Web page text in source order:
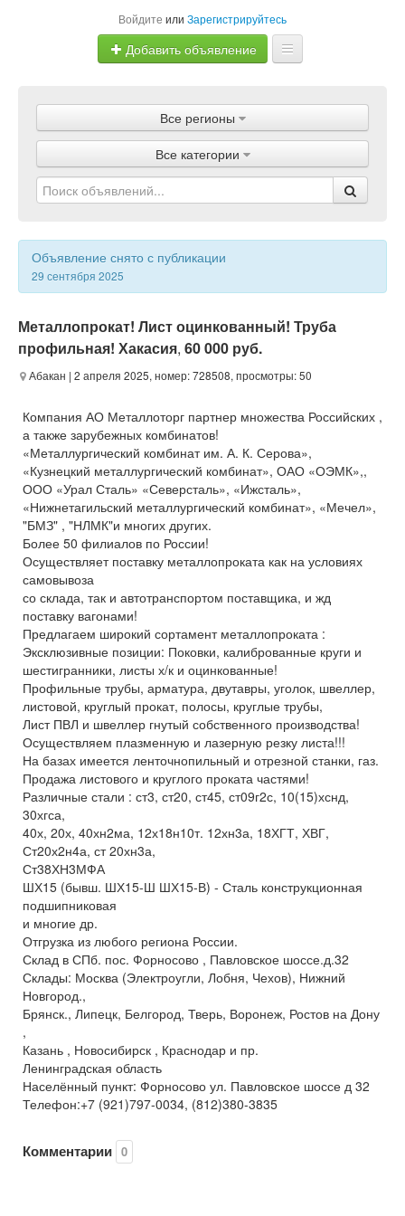
Войдите или Зарегистрируйтесь
Добавить объявление
Объявления
Магазины
Услуги
Статьи
Все регионы
Все категории
Объявление снято с публикации
29 сентября 2025
Металлопрокат! Лист оцинкованный! Труба
профильная! Хакасия, 60 000 руб.
Абакан | 2 апреля 2025, номер: 728508, просмотры: 50
Компания АО Металлоторг партнер множества Российских ,
а также зарубежных комбинатов!
«Металлургический комбинат им. А. К. Серова»,
«Кузнецкий металлургический комбинат», ОАО «ОЭМК»,,
ООО «Урал Сталь» «Северсталь», «Ижсталь»,
«Нижнетагильский металлургический комбинат», «Мечел»,
"БМЗ" , "НЛМК"и многих других.
Более 50 филиалов по России!
Осуществляет поставку металлопроката как на условиях
самовывоза
со склада, так и автотранспортом поставщика, и жд
поставку вагонами!
Предлагаем широкий сортамент металлопроката :
Эксклюзивные позиции: Поковки, калиброванные круги и
шестигранники, листы х/к и оцинкованные!
Профильные трубы, арматура, двутавры, уголок, швеллер,
листовой, круглый прокат, полосы, круглые трубы,
Лист ПВЛ и швеллер гнутый собственного производства!
Осуществляем плазменную и лазерную резку листа!!!
На базах имеется ленточнопильный и отрезной станки, газ.
Продажа листового и круглого проката частями!
Различные стали : ст3, ст20, ст45, ст09г2с, 10(15)хснд,
30хгса,
40х, 20х, 40хн2ма, 12х18н10т. 12хн3а, 18ХГТ, ХВГ,
Ст20х2н4а, ст 20хн3а,
Ст38ХН3МФА
ШХ15 (бывш. ШХ15-Ш ШХ15-В) - Сталь конструкционная
подшипниковая
и многие др.
Отгрузка из любого региона России.
Склад в СПб. пос. Форносово , Павловское шоссе.д.32
Склады: Москва (Электроугли, Лобня, Чехов), Нижний
Новгород.,
Брянск., Липецк, Белгород, Тверь, Воронеж, Ростов на Дону
,
Казань , Новосибирск , Краснодар и пр.
Ленинградская область
Населённый пункт: Форносово ул. Павловское шоссе д 32
Телефон:+7 (921)797-0034, (812)380-3835
Комментарии 0